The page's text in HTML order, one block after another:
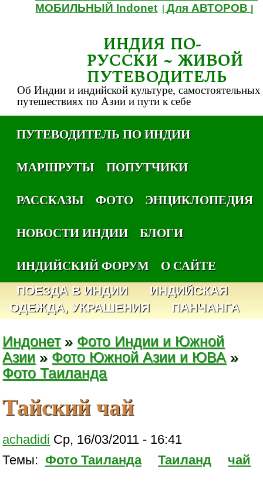
МОБИЛЬНЫЙ Indonet |Для АВТОРОВ
ИНДИЯ ПО-
РУССКИ ~ ЖИВОЙ
ПУТЕВОДИТЕЛЬ
Об Индии и индийской культуре, самостоятельных
путешествиях по Азии и пути к себе
ПУТЕВОДИТЕЛЬ ПО ИНДИИ
МАРШРУТЫ
ПОПУТЧИКИ
РАССКАЗЫ
ФОТО
ЭНЦИКЛОПЕДИЯ
НОВОСТИ ИНДИИ
БЛОГИ
ИНДИЙСКИЙ ФОРУМ
О САЙТЕ
ПОЕЗДА В ИНДИИ
ИНДИЙСКАЯ
ОДЕЖДА, УКРАШЕНИЯ
ПАНЧАНГА
Индонет» Фото Индии и Южной
Азии » Фото Южной Азии и ЮВА »
Фото Таиланда
Тайский чай
achadidi Ср, 16/03/2011 - 16:41
Темы: Фото Таиланда Таиланд чай